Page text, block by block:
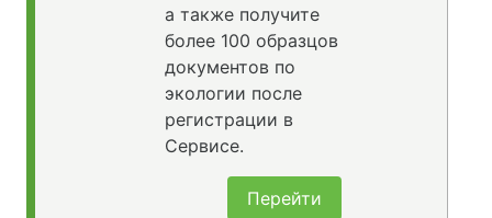
а также получите
более 100 образцов
документов по
экологии после
регистрации в
Сервисе.
Перейти